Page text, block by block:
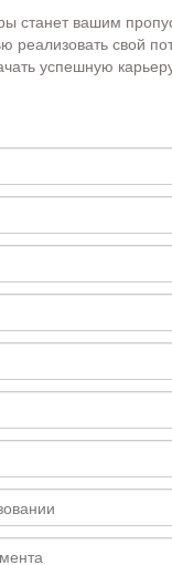
станет вашим
реализовать свой
успешную